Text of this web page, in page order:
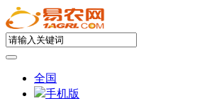
全国
手机版